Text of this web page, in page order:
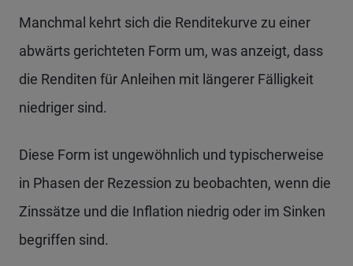
Manchmal kehrt sich die Renditekurve zu einer
abwärts gerichteten Form um, was anzeigt, dass
die Renditen für Anleihen mit längerer Fälligkeit
niedriger sind.
Diese Form ist ungewöhnlich und typischerweise
in Phasen der Rezession zu beobachten, wenn die
Zinssätze und die Inflation niedrig oder im Sinken
begriffen sind.